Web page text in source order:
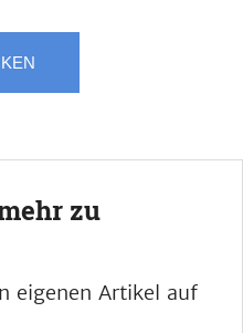
zu
eigenen Artikel auf